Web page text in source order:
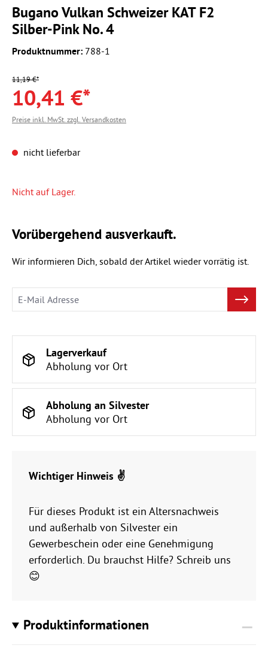
Bugano Vulkan Schweizer KAT F2
Silber-Pink No. 4
Produktnummer: 788-1
11,19 €*
10,41 €*
Preise inkl. MwSt. zzgl. Versandkosten
nicht lieferbar
Nicht auf Lager.
Vorübergehend ausverkauft.
Wir informieren Dich, sobald der Artikel wieder vorrätig ist.
Lagerverkauf
Abholung vor Ort
Abholung an Silvester
Abholung vor Ort
Wichtiger Hinweis ✌️
Für dieses Produkt ist ein Altersnachweis
und außerhalb von Silvester ein
Gewerbeschein oder eine Genehmigung
erforderlich. Du brauchst Hilfe? Schreib uns
😊
Produktinformationen